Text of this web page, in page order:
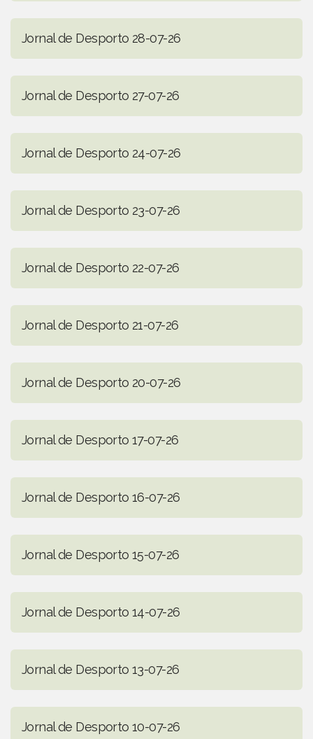
Jornal de Desporto 28-07-26
Jornal de Desporto 27-07-26
Jornal de Desporto 24-07-26
Jornal de Desporto 23-07-26
Jornal de Desporto 22-07-26
Jornal de Desporto 21-07-26
Jornal de Desporto 20-07-26
Jornal de Desporto 17-07-26
Jornal de Desporto 16-07-26
Jornal de Desporto 15-07-26
Jornal de Desporto 14-07-26
Jornal de Desporto 13-07-26
Jornal de Desporto 10-07-26